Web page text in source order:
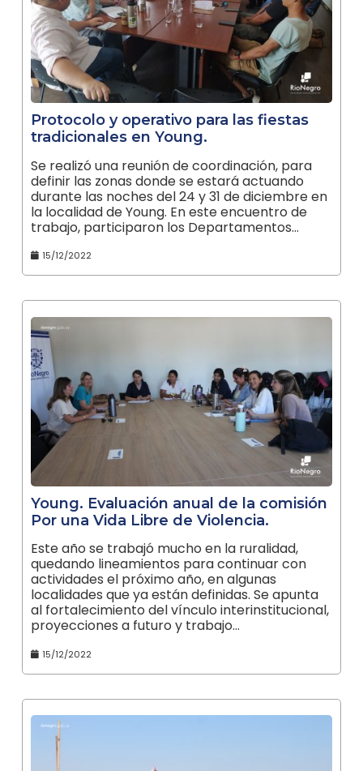
Protocolo y operativo para las fiestas
tradicionales en Young.
Se realizó una reunión de coordinación, para
definir las zonas donde se estará actuando
durante las noches del 24 y 31 de diciembre en
la localidad de Young. En este encuentro de
trabajo, participaron los Departamentos…
15/12/2022
Young. Evaluación anual de la comisión
Por una Vida Libre de Violencia.
Este año se trabajó mucho en la ruralidad,
quedando lineamientos para continuar con
actividades el próximo año, en algunas
localidades que ya están definidas. Se apunta
al fortalecimiento del vínculo interinstitucional,
proyecciones a futuro y trabajo…
15/12/2022